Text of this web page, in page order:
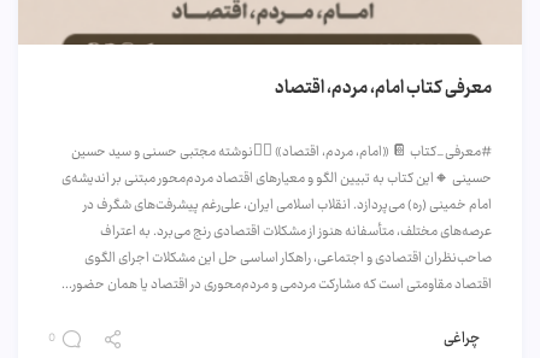
معرفی کتاب امام، مردم، اقتصاد
#معرفی_کتاب 📔 «امام، مردم، اقتصاد» ✍🏻نوشته مجتبی حسنی و سید حسین
حسینی 🔸این کتاب به تبیین الگو و معیار‌های اقتصاد مردم‌محور مبتنی بر اندیشه‌ی
امام خمینی (ره) می‌پردازد. انقلاب اسلامی ایران، علی‌رغم پیشرفت‌های شگرف در
عرصه‌های مختلف، متأسفانه هنوز از مشکلات اقتصادی رنج می‌برد. به اعتراف
صاحب‌نظران اقتصادی و اجتماعی، راهکار اساسی حل این مشکلات اجرای الگوی
اقتصاد مقاومتی است که مشارکت مردمی و مردم‌محوری در اقتصاد یا همان حضور...
چراغی 0